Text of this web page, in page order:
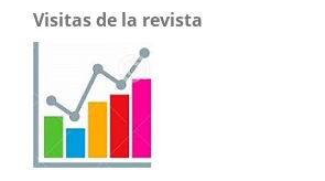
Visitas de la revista